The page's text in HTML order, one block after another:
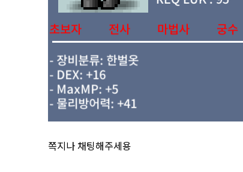
쪽지나 채팅해주세용